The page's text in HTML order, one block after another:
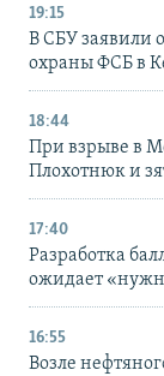
19:15
В СБУ заявили
охраны ФСБ в
18:44
При взрыве в
Плохотнюк и
17:40
Разработка
ожидает
16:55
Возле